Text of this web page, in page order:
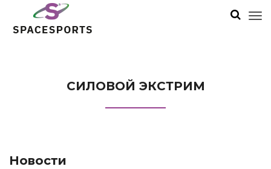
СИЛОВОЙ ЭКСТРИМ
Новости